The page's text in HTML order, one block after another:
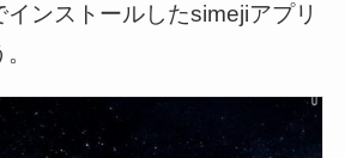
ンストールしたsimejiアプリ